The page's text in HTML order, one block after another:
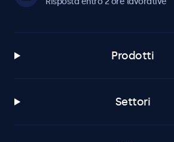
Prodotti
Settori